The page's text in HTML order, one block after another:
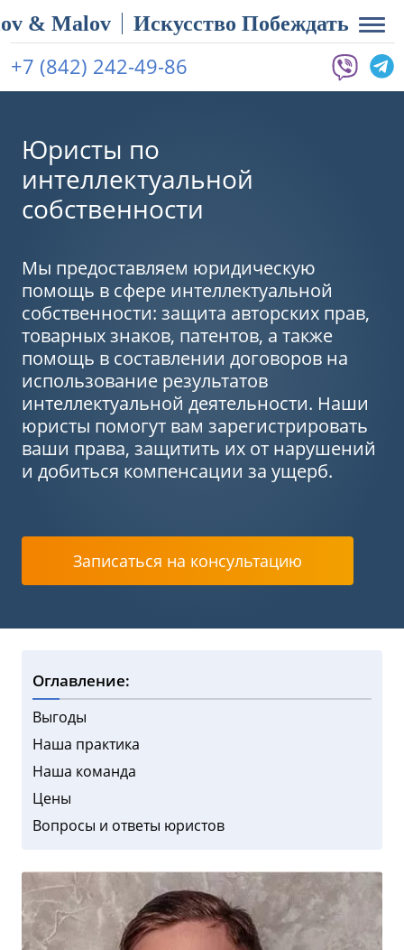
& Malov Искусство Побеждать
+7 (842) 242-49-86
Юристы по
интеллектуальной
собственности
Мы предоставляем юридическую
помощь в сфере интеллектуальной
собственности: защита авторских прав,
товарных знаков, патентов, а также
помощь в составлении договоров на
использование результатов
интеллектуальной деятельности. Наши
юристы помогут вам зарегистрировать
ваши права, защитить их от нарушений
и добиться компенсации за ущерб.
Записаться на консультацию
Оглавление:
Выгоды
Наша практика
Наша команда
Цены
Вопросы и ответы юристов